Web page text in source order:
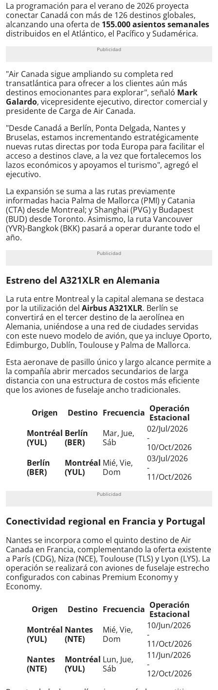
La programación para el verano de 2026 proyecta
conectar Canadá con más de 126 destinos globales,
alcanzando una oferta de 155.000 asientos semanales
distribuidos en el Atlántico, el Pacífico y Sudamérica.
"Air Canada sigue ampliando su completa red
transatlántica para ofrecer a los clientes aún más
destinos emocionantes para explorar", señaló Mark
Galardo, vicepresidente ejecutivo, director comercial y
presidente de Carga de Air Canada.
"Desde Canadá a Berlín, Ponta Delgada, Nantes y
Bruselas, estamos incrementando estratégicamente
nuevas rutas directas por toda Europa para facilitar el
acceso a destinos clave, a la vez que fortalecemos los
lazos económicos y apoyamos el turismo", agregó el
ejecutivo.
La expansión se suma a las rutas previamente
informadas hacia Palma de Mallorca (PMI) y Catania
(CTA) desde Montreal; y Shanghai (PVG) y Budapest
(BUD) desde Toronto. Asimismo, la ruta Vancouver
(YVR)-Bangkok (BKK) pasará a operar durante todo el
año.
Estreno del A321XLR en Alemania
La ruta entre Montreal y la capital alemana se destaca
por la utilización del Airbus A321XLR. Berlín se
convertirá en el tercer destino de la aerolínea en
Alemania, uniéndose a una red de ciudades servidas
con este nuevo modelo de avión, que ya incluye Oporto,
Edimburgo, Dublín, Toulouse y Palma de Mallorca.
Esta aeronave de pasillo único y largo alcance permite a
la compañía abrir mercados secundarios de larga
distancia con una estructura de costos más eficiente
que los aviones de fuselaje ancho tradicionales.
Origen Destino Frecuencia Operación
Estacional
Montréal
(YUL)
Berlín
(BER)
Mar, Jue,
Sáb
02/Jul/2026
-
10/Oct/2026
Berlín
(BER)
Montréal
(YUL)
Mié, Vie,
Dom
03/Jul/2026
-
11/Oct/2026
Conectividad regional en Francia y Portugal
Nantes se incorpora como el quinto destino de Air
Canada en Francia, complementando la oferta existente
a París (CDG), Niza (NCE), Toulouse (TLS) y Lyon (LYS). La
operación se realizará con aviones de fuselaje estrecho
configurados con cabinas Premium Economy y
Economy.
Origen Destino Frecuencia Operación
Estacional
Montréal
(YUL)
Nantes
(NTE)
Mié, Vie,
Dom
10/Jun/2026
-
11/Oct/2026
Nantes
(NTE)
Montréal
(YUL)
Lun, Jue,
Sáb
11/Jun/2026
-
12/Oct/2026